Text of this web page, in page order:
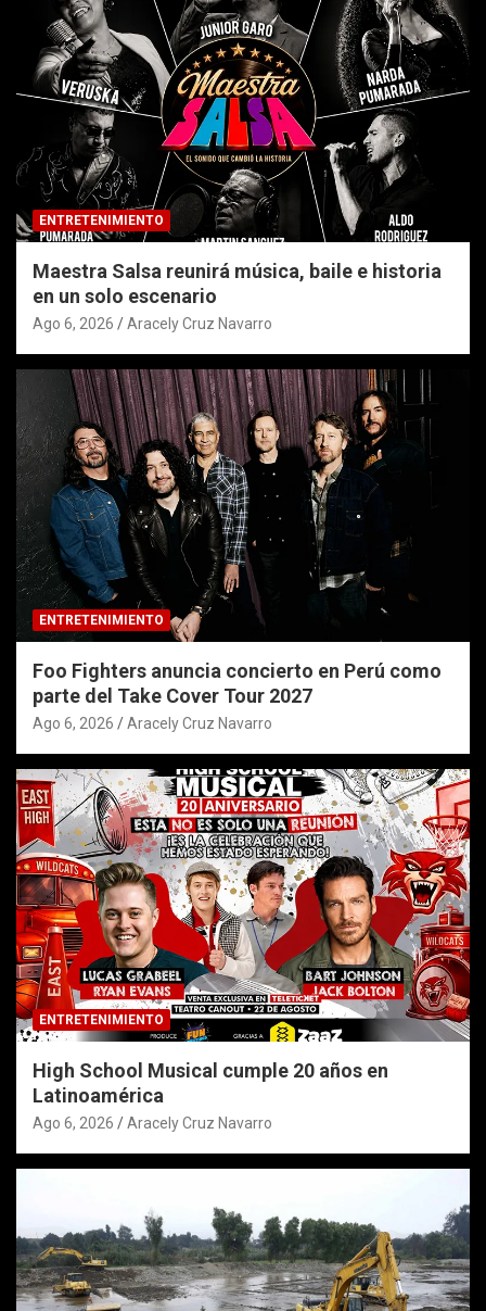
ENTRETENIMIENTO
Maestra Salsa reunirá música, baile e historia
en un solo escenario
Ago 6, 2026 Aracely Cruz Navarro
ENTRETENIMIENTO
Foo Fighters anuncia concierto en Perú como
parte del Take Cover Tour 2027
Ago 6, 2026 Aracely Cruz Navarro
ENTRETENIMIENTO
High School Musical cumple 20 años en
Latinoamérica
Ago 6, 2026 Aracely Cruz Navarro